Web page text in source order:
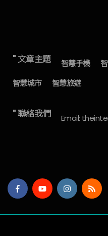
" 文章主題 智慧手機
智慧城市
智慧旅遊
" 聯絡我們 Email: